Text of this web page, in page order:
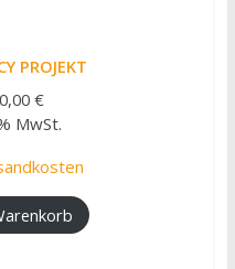
PROJEKT
€
MwSt.